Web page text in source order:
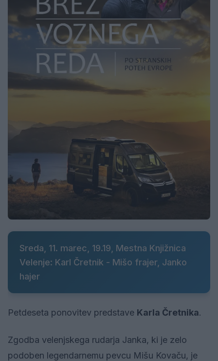
Sreda, 11. marec, 19.19, Mestna Knjižnica
Velenje: Karl Čretnik - Mišo frajer, Janko
hajer
Petdeseta ponovitev predstave Karla Čretnika.
Zgodba velenjskega rudarja Janka, ki je zelo
podoben legendarnemu pevcu Mišu Kovaču, je